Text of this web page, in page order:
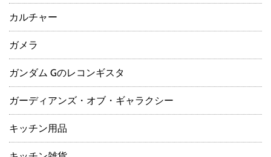
カルチャー
ガメラ
ガンダム Gのレコンギスタ
ガーディアンズ・オブ・ギャラクシー
キッチン用品